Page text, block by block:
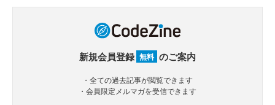
新規会員登録 無料 のご案内
・全ての過去記事が閲覧できます
・会員限定メルマガを受信できます